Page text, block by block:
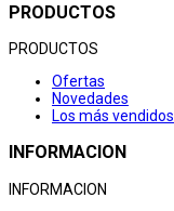
PRODUCTOS
PRODUCTOS
Ofertas
Novedades
Los más vendidos
INFORMACION
INFORMACION